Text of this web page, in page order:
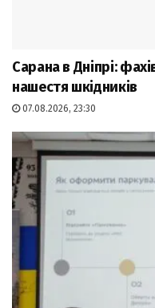
Сарана в Дніпрі:
нашестя шкідників
07.08.2026, 23:30